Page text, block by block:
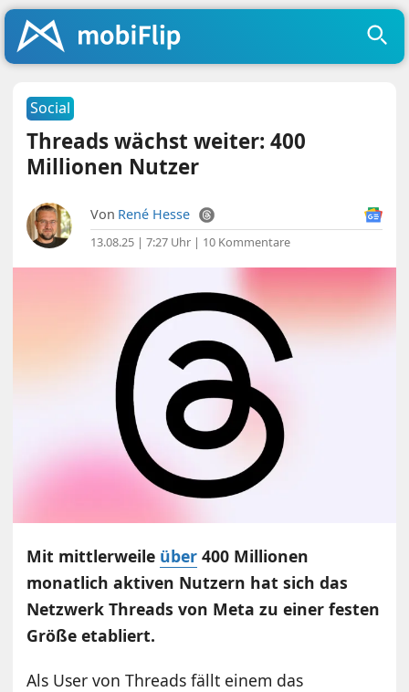
Social
Threads wächst weiter: 400
Millionen Nutzer
Von René Hesse
13.08.25 | 7:27 Uhr | 10 Kommentare
Mit mittlerweile über 400 Millionen
monatlich aktiven Nutzern hat sich das
Netzwerk Threads von Meta zu einer festen
Größe etabliert.
Als User von Threads fällt einem das